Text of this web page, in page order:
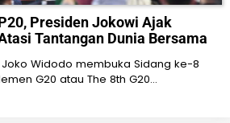
Presiden Jokowi Ajak
Tantangan Dunia Bersama
Joko Widodo membuka Sidang ke-8
G20 atau The 8th G20…